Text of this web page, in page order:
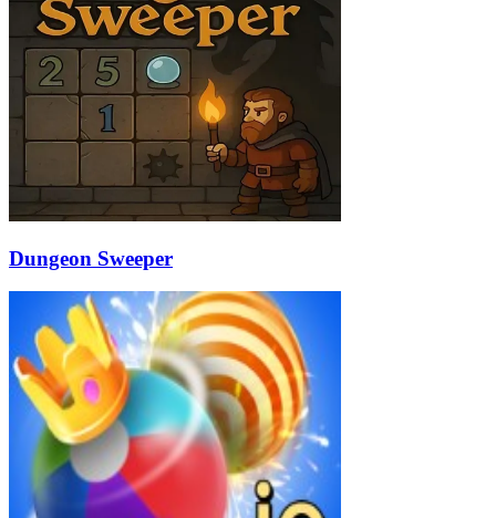
Dungeon Sweeper